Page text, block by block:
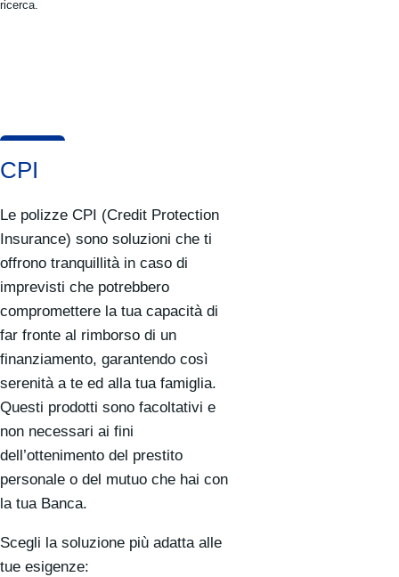
ricerca.
CPI
Le polizze CPI (Credit Protection
Insurance) sono soluzioni che ti
offrono tranquillità in caso di
imprevisti che potrebbero
compromettere la tua capacità di
far fronte al rimborso di un
finanziamento, garantendo così
serenità a te ed alla tua famiglia.
Questi prodotti sono facoltativi e
non necessari ai fini
dell’ottenimento del prestito
personale o del mutuo che hai con
la tua Banca.
Scegli la soluzione più adatta alle
tue esigenze: